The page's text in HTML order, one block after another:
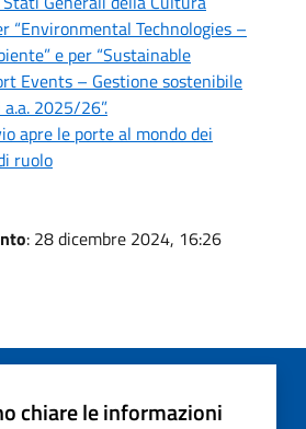
“Environmental Technologies –
e per “Sustainable
Events – Gestione sostenibile
2025/26”.
apre le porte al mondo dei
ruolo
: 28 dicembre 2024, 16:26
chiare le informazioni